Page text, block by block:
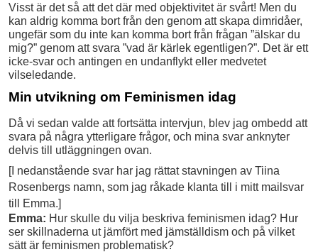
Visst är det så att det där med objektivitet är svårt! Men du
kan aldrig komma bort från den genom att skapa dimridåer,
ungefär som du inte kan komma bort från frågan ”älskar du
mig?” genom att svara ”vad är kärlek egentligen?”. Det är ett
icke-svar och antingen en undanflykt eller medvetet
vilseledande.
Min utvikning om Feminismen idag
Då vi sedan valde att fortsätta intervjun, blev jag ombedd att
svara på några ytterligare frågor, och mina svar anknyter
delvis till utläggningen ovan.
[I nedanstående svar har jag rättat stavningen av Tiina
Rosenbergs namn, som jag råkade klanta till i mitt mailsvar
till Emma.]
Emma: Hur skulle du vilja beskriva feminismen idag? Hur
ser skillnaderna ut jämfört med jämställdism och på vilket
sätt är feminismen problematisk?